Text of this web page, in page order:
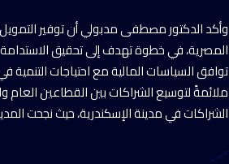
وأكد الدكتور مصطفى مدبولي أن توفير
المصرية، في خطوة تهدف إلى تحقيق الاستدامة
توافق السياسات المالية مع احتياجات التنمية
ملائمةً لتوسيع الشراكات بين القطاعين العام
الشراكات في مدينة الإسكندرية، حيث نجحت